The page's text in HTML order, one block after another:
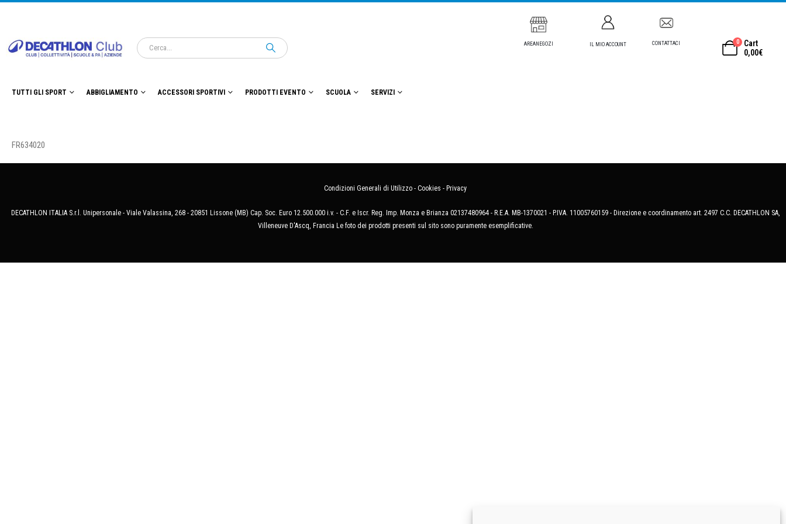
AREANEGOZI IL MIO ACCOUNT CONTATTACI 0
Cart
0,00€
TUTTI GLI SPORT ABBIGLIAMENTO ACCESSORI SPORTIVI PRODOTTI EVENTO SCUOLA SERVIZI
FR634020
Condizioni Generali di Utilizzo - Cookies - Privacy
DECATHLON ITALIA S.r.l. Unipersonale - Viale Valassina, 268 - 20851 Lissone (MB) Cap. Soc. Euro 12.500.000 i.v. - C.F. e Iscr. Reg. Imp. Monza e Brianza 02137480964 - R.E.A. MB-1370021 - P.IVA. 11005760159 - Direzione e coordinamento art. 2497 C.C. DECATHLON SA,
Villeneuve D'Ascq, Francia Le foto dei prodotti presenti sul sito sono puramente esemplificative.